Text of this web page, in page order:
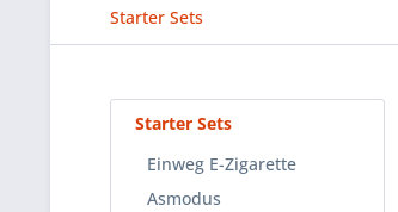
Starter Sets
Starter Sets
Einweg E-Zigarette
Asmodus